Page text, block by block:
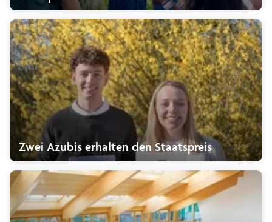
Zwei Azubis erhalten den Staatspreis